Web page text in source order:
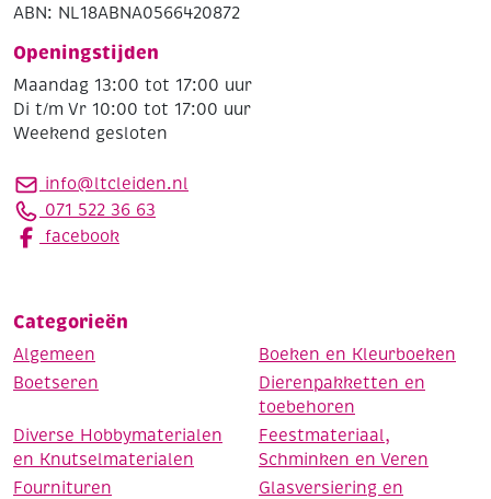
ABN: NL18ABNA0566420872
Openingstijden
Maandag 13:00 tot 17:00 uur
Di t/m Vr 10:00 tot 17:00 uur
Weekend gesloten
info@ltcleiden.nl
071 522 36 63
facebook
Categorieën
Algemeen
Boeken en Kleurboeken
Boetseren
Dierenpakketten en
toebehoren
Diverse Hobbymaterialen
en Knutselmaterialen
Feestmateriaal,
Schminken en Veren
Fournituren
Glasversiering en